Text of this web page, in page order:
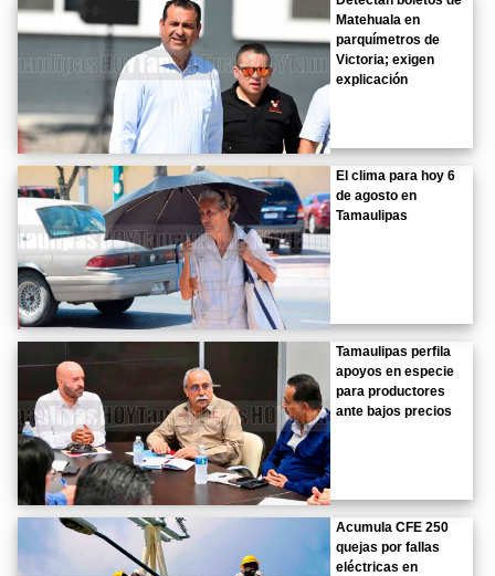
Matehuala en
parquímetros de
Victoria; exigen
explicación
El clima para hoy 6
de agosto en
Tamaulipas
Tamaulipas perfila
apoyos en especie
para productores
ante bajos precios
Acumula CFE 250
quejas por fallas
eléctricas en